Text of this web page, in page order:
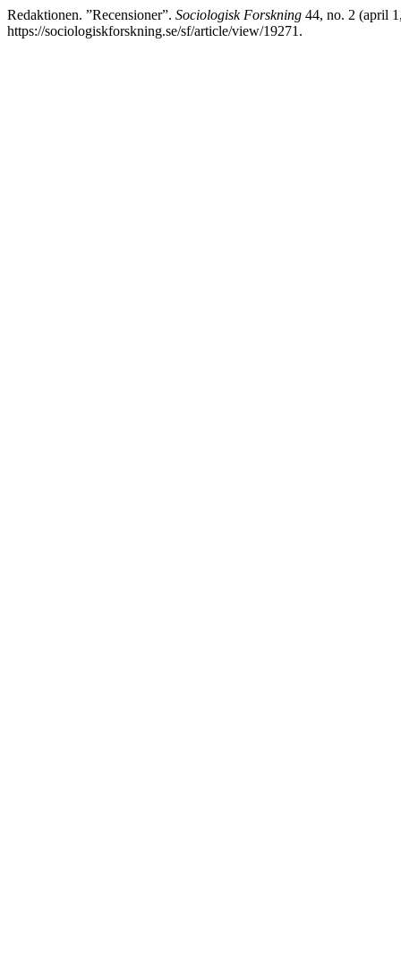
Redaktionen. ”Recensioner”. Sociologisk Forskning 44, no. 2 (april
https://sociologiskforskning.se/sf/article/view/19271.